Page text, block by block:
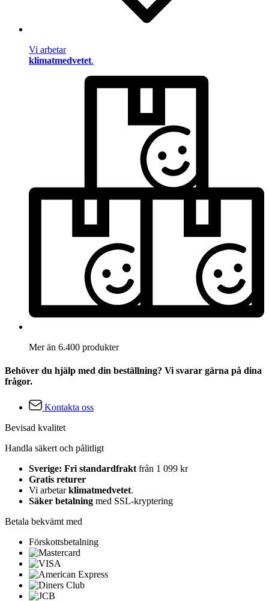
Vi arbetar
klimatmedvetet.
Mer än 6.400 produkter
Behöver du hjälp med din beställning? Vi svarar gärna på dina
frågor.
Kontakta oss
Bevisad kvalitet
Handla säkert och pålitligt
Sverige: Fri standardfrakt från 1 099 kr
Gratis returer
Vi arbetarklimatmedvetet.
Säker betalning med SSL-kryptering
Betala bekvämt med
Förskottsbetalning